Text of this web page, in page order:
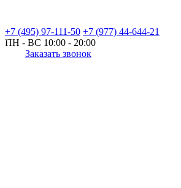
+7 (495) 97-111-50 +7 (977) 44-644-21
ПН - ВС 10:00 - 20:00
Заказать звонок